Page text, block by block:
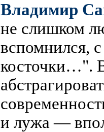
Владимир
не слишком
вспомнился,
косточки…".
и лужа —